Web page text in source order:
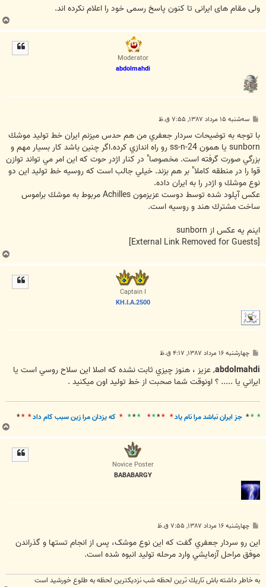
ولی مقام های ايرانی تا کنون پاسخ رسمی خود را اعلام نکرده اند.
ب
ا
Moderator
abdolmahdi
پ
ت
سه‌شنبه ۱۵ مرداد ۱۳۸۷, ۷:۵۵ ق.ظ
با توجه به توضيحات سردار جعفري من هم حدس ميزنم ايران خط توليد موشك
sunborn يا همون ss-n-24 رو راه اندازي كرده.اگر چنين باشد كار بسيار مهم و
بزرگي صورت گرفته است. مخصوصا" در كنار اژدر حوت كه اين امر مي تواند توازن
قوا را در منطقه كاملا" بر هم بزند. خيلي جالب است كه روسيه خط توليد اين دو
نوع موشك و اژدر را به ايران داده.
عكس آپلود شده توسط دوست عزيزمون Achilles مربوط به موشك براموس
ساخت مشترك هند و روسيه است.
اينم يه عكس از sunborn
ب
ا
Captain I
KH.I.A.2500
پ
ت
چهارشنبه ۱۶ مرداد ۱۳۸۷, ۴:۱۷ ق.ظ
abdolmahdi, عزيز ، هنوز چيزي ثابت نشده که اصلا اين سلاح روسي است يا
ايراني يا ..... ؟ اونوقت شما صحبت از خط توليد اون ميکنيد .
* *
* جز ايران نباشد مرا نام ياد* *
*
*
*
*
*
*
* که يزدان مرا زين سبب کام داد* *
*
ب
ا
Novice Poster
BABABARGY
پ
ت
چهارشنبه ۱۶ مرداد ۱۳۸۷, ۷:۵۵ ق.ظ
اين رو سردار جعفري گفت که اين نوع موشک، پس از انجام تستها و گذراندن
موفق مراحل آزمايشي وارد مرحله توليد انبوه شده است.
به خاطر داشته باش تاریك ترین لحظه شب نزدیكترین لحظه به طلوع خورشید است